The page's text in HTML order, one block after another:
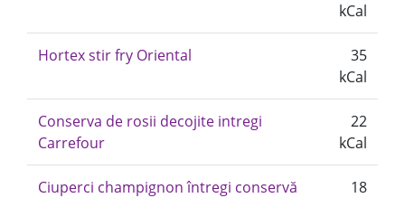
kCal
Hortex stir fry Oriental
35
kCal
Conserva de rosii decojite intregi
Carrefour
22
kCal
Ciuperci champignon întregi conservă
18